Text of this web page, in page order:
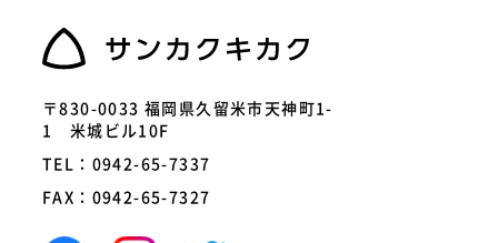
〒830-0033 福岡県久留米市天神町1-
1 米城ビル10F
TEL：0942-65-7337
FAX：0942-65-7327